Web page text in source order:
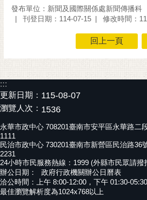
發布單位：新聞及國際關係處新聞傳播科
刊登日期：114-07-15
修改時間：
回上一頁
:::
更新日期： 115-08-07
瀏覽人次： 1536
永華市政中心 708201臺南市安平區永華路二
1111
民治市政中心 730201臺南市新營區民治路36
2231
24小時市民服務熱線：1999 (外縣市民眾請撥
辦公日期：
政府行政機關辦公日曆表
洽公時間：上午 8:00-12:00，下午 01:30-05:30
最佳瀏覽解析度為1024x768以上